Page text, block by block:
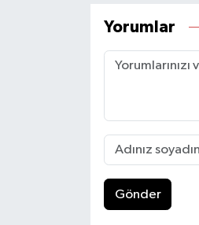
Yorumlar
Gönder